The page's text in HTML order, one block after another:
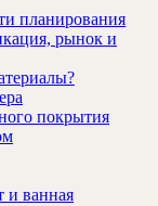
планирования
рынок и
покрытия
и ванная